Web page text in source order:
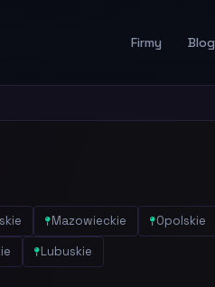
Firmy Blog
Mazowieckie Opolskie
Lubuskie